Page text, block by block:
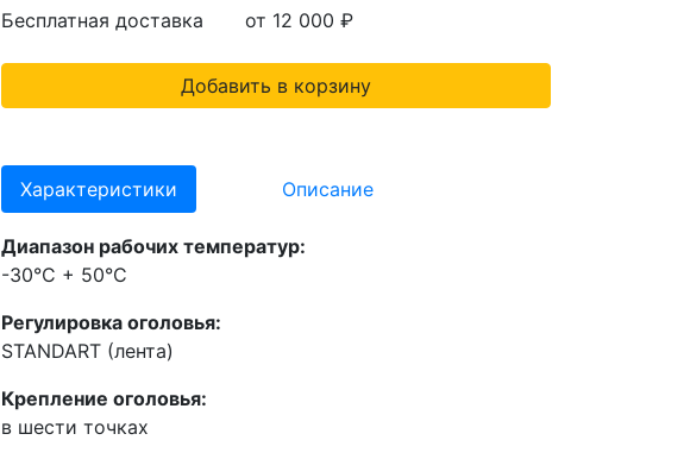
Бесплатная доставка
от 12 000 ₽
Добавить в корзину
Характеристики Описание
Диапазон рабочих температур:
-30°C + 50°C
Регулировка оголовья:
STANDART (лента)
Крепление оголовья:
в шести точках